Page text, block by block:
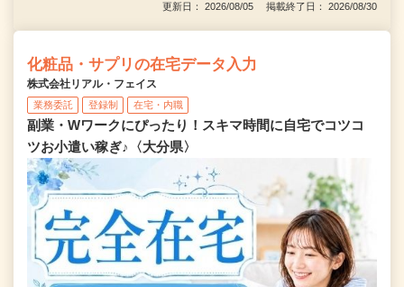
更新日： 2026/08/05 掲載終了日： 2026/08/30
化粧品・サプリの在宅データ入力
株式会社リアル・フェイス
業務委託 登録制 在宅・内職
副業・Wワークにぴったり！スキマ時間に自宅でコツコ
ツお小遣い稼ぎ♪〈大分県〉